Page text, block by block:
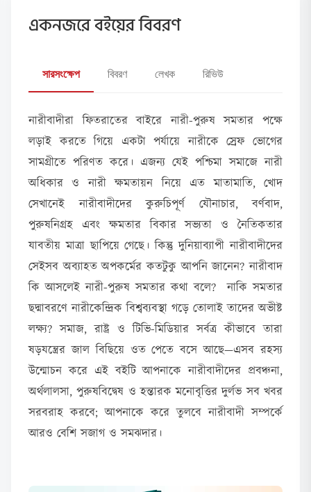
একনজরে বইয়ের বিবরণ
সারসংক্ষেপ বিবরণ লেখক রিভিউ
নারীবাদীরা ফিতরাতের বাইরে নারী-পুরুষ সমতার পক্ষে
লড়াই করতে গিয়ে একটা পর্যায়ে নারীকে স্রেফ ভোগের
সামগ্রীতে পরিণত করে। এজন্য যেই পশ্চিমা সমাজে নারী
অধিকার ও নারী ক্ষমতায়ন নিয়ে এত মাতামাতি, খোদ
সেখানেই নারীবাদীদের কুরুচিপূর্ণ যৌনাচার, বর্ণবাদ,
পুরুষনিগ্রহ এবং ক্ষমতার বিকার সভ্যতা ও নৈতিকতার
যাবতীয় মাত্রা ছাপিয়ে গেছে। কিন্তু দুনিয়াব্যাপী নারীবাদীদের
সেইসব অব্যাহত অপকর্মের কতটুকু আপনি জানেন? নারীবাদ
কি আসলেই নারী-পুরুষ সমতার কথা বলে? নাকি সমতার
ছদ্মাবরণে নারীকেন্দ্রিক বিশ্বব্যবস্থা গড়ে তোলাই তাদের অভীষ্ট
লক্ষ্য? সমাজ, রাষ্ট্র ও টিভি-মিডিয়ার সর্বত্র কীভাবে তারা
ষড়যন্ত্রের জাল বিছিয়ে ওত পেতে বসে আছে—এসব রহস্য
উন্মোচন করে এই বইটি আপনাকে নারীবাদীদের প্রবঞ্চনা,
অর্থলালসা, পুরুষবিদ্বেষ ও হন্তারক মনোবৃত্তির দুর্লভ সব খবর
সরবরাহ করবে; আপনাকে করে তুলবে নারীবাদী সম্পর্কে
আরও বেশি সজাগ ও সমঝদার।